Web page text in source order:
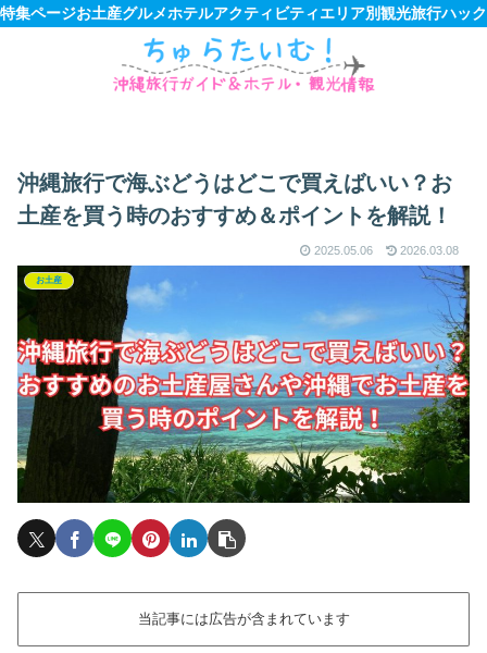
特集ページお土産グルメホテルアクティビティエリア別観光旅行ハック
沖縄旅行で海ぶどうはどこで買えばいい？お
土産を買う時のおすすめ＆ポイントを解説！
2025.05.06 2026.03.08
お土産
当記事には広告が含まれています